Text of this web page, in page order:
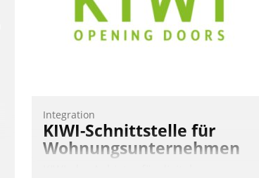
Integration
KIWI-Schnittstelle für
Wohnungsunternehmen